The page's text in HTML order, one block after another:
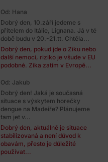
Od: Hana
Dobrý den, 10.září jedeme s
přítelem do Itálie, Lignana. Já v té
době budu v 20.-21.tt. Chtěla...
Dobrý den, pokud jde o Ziku nebo
další nemoci, riziko je všude v EU
podobné. Zika zatím v Evropě...
Od: Jakub
Dobrý den! Jaká je současná
situace s výskytem horečky
dengue na Madeiře? Plánujeme
tam jet v...
Dobrý den, aktuálně je situace
stabilizovaná a není důvod k
obavám, přesto je důležité
používat...